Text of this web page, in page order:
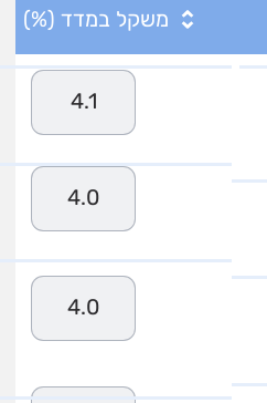
משקל במדד (%)
4.1
4.0
4.0